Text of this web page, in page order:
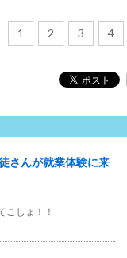
1 2 3 4
さんが就業体験に来
こしょ！！